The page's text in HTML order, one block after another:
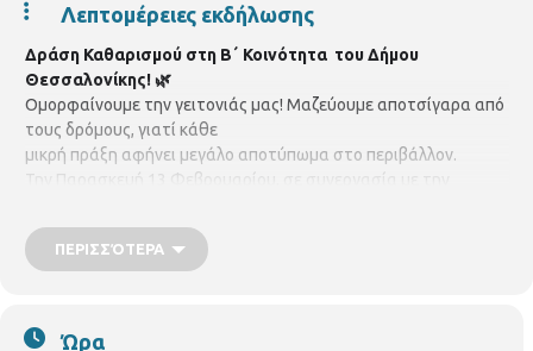
Λεπτομέρειες εκδήλωσης
Δράση Καθαρισμού στη Β΄ Κοινότητα του Δήμου
Θεσσαλονίκης! 🌿
Ομορφαίνουμε την γειτονιάς μας! Μαζεύουμε αποτσίγαρα από
τους δρόμους, γιατί κάθε
μικρή πράξη αφήνει μεγάλο αποτύπωμα στο περιβάλλον.
Την Παρασκευή 13 Φεβρουαρίου, σε συνεργασία με την
πραγματοποιούμε δράση καθαρισμού αποτσίγαρων.
Μαζεύουμε γόπες και αποτσίγαρα !
📅
ΠΕΡΙΣΣΌΤΕΡΑ
Ώρα